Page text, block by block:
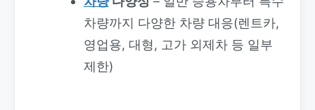
차량까지 다양한 차량 대응(렌트카,
영업용, 대형, 고가 외제차 등 일부
제한)